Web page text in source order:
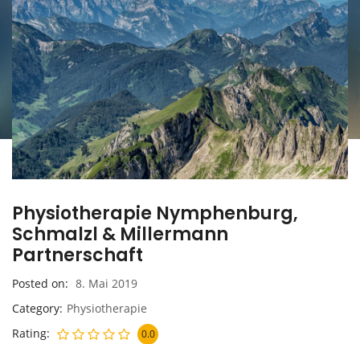
Physiotherapie Nymphenburg,
Schmalzl & Millermann
Partnerschaft
Posted on
8. Mai 2019
Category Physiotherapie
Rating
0.0